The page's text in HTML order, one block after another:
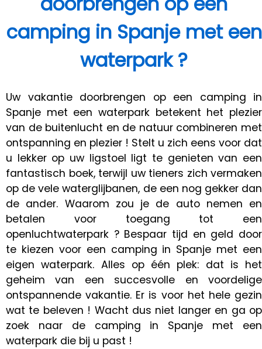
camping in Spanje met een
waterpark ?
Uw vakantie doorbrengen op een camping in
Spanje met een waterpark betekent het plezier
van de buitenlucht en de natuur combineren met
ontspanning en plezier ! Stelt u zich eens voor dat
u lekker op uw ligstoel ligt te genieten van een
fantastisch boek, terwijl uw tieners zich vermaken
op de vele waterglijbanen, de een nog gekker dan
de ander. Waarom zou je de auto nemen en
betalen voor toegang tot een
openluchtwaterpark ? Bespaar tijd en geld door
te kiezen voor een camping in Spanje met een
eigen waterpark. Alles op één plek: dat is het
geheim van een succesvolle en voordelige
ontspannende vakantie. Er is voor het hele gezin
wat te beleven ! Wacht dus niet langer en ga op
zoek naar de camping in Spanje met een
waterpark die bij u past !